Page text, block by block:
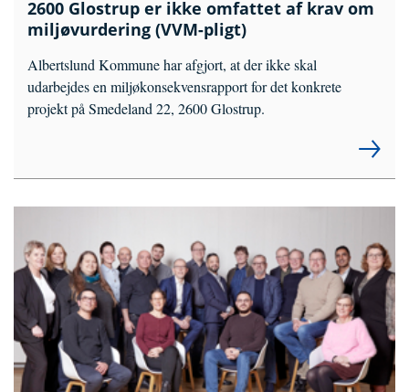
2600 Glostrup er ikke omfattet af krav om
miljøvurdering (VVM-pligt)
Albertslund Kommune har afgjort, at der ikke skal
udarbejdes en miljøkonsekvensrapport for det konkrete
projekt på Smedeland 22, 2600 Glostrup.